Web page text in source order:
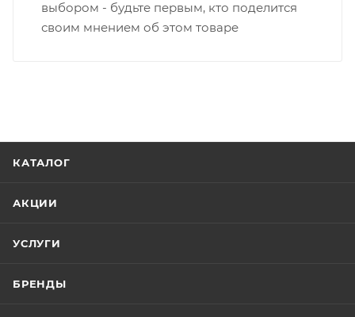
выбором - будьте первым, кто поделится
своим мнением об этом товаре
КАТАЛОГ
АКЦИИ
УСЛУГИ
БРЕНДЫ